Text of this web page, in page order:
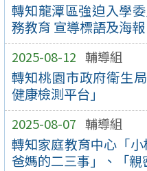
轉知龍潭區強迫入學
務教育 宣導標語及海報
2025-08-12 輔導組
轉知桃園市政府衛生
健康檢測平台」
2025-08-07 輔導組
轉知家庭教育中心「
爸媽的二三事」、「